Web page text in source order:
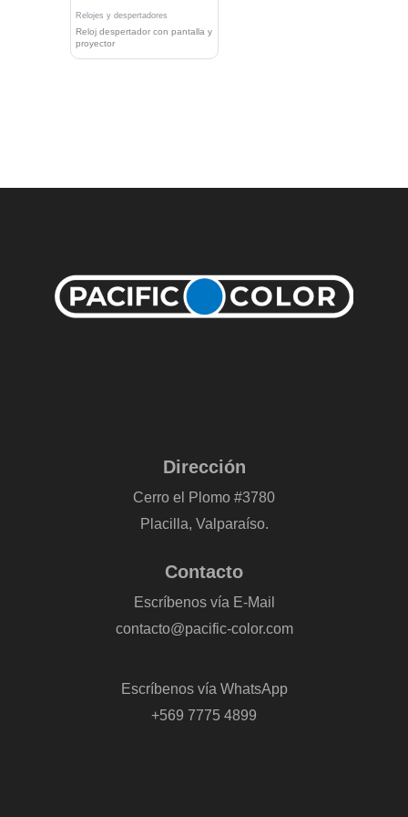
Relojes y despertadores
Reloj despertador con pantalla y
proyector
Dirección
Cerro el Plomo #3780
Placilla, Valparaíso.
Contacto
Escríbenos vía E-Mail
contacto@pacific-color.com
Escríbenos vía WhatsApp
+569 7775 4899